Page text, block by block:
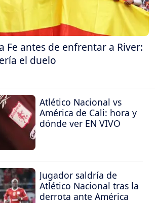
Fe antes de enfrentar a River:
el duelo
Atlético Nacional vs
América de Cali: hora y
dónde ver EN VIVO
Jugador saldría de
Atlético Nacional tras la
derrota ante América